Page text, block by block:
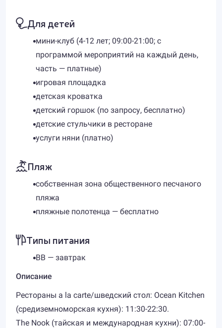
Для детей
мини-клуб (4-12 лет; 09:00-21:00; с
программой мероприятий на каждый день,
часть — платные)
игровая площадка
детская кроватка
детский горшок (по запросу, бесплатно)
детские стульчики в ресторане
услуги няни (платно)
Пляж
собственная зона общественного песчаного
пляжа
пляжные полотенца — бесплатно
Типы питания
BB — завтрак
Описание
Рестораны a la carte/шведский стол: Ocean Kitchen
(средиземноморская кухня): 11:30-22:30.
The Nook (тайская и международная кухни): 07:00-